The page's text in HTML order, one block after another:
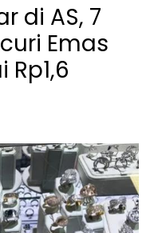
di AS, 7
Emas